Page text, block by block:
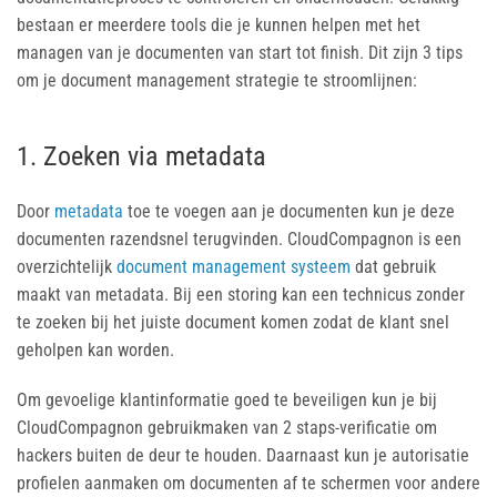
bestaan er meerdere tools die je kunnen helpen met het
managen van je documenten van start tot finish. Dit zijn 3 tips
om je document management strategie te stroomlijnen:
1. Zoeken via metadata
Door metadata toe te voegen aan je documenten kun je deze
documenten razendsnel terugvinden. CloudCompagnon is een
overzichtelijk document management systeem dat gebruik
maakt van metadata. Bij een storing kan een technicus zonder
te zoeken bij het juiste document komen zodat de klant snel
geholpen kan worden.
Om gevoelige klantinformatie goed te beveiligen kun je bij
CloudCompagnon gebruikmaken van 2 staps-verificatie om
hackers buiten de deur te houden. Daarnaast kun je autorisatie
profielen aanmaken om documenten af te schermen voor andere